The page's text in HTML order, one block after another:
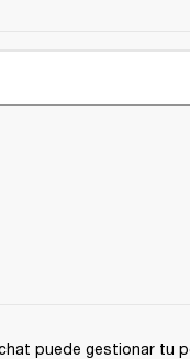
puede gestionar tu